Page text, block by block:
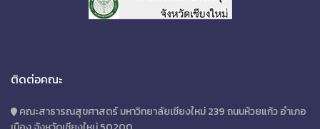
ติดต่อคณะ
คณะสาธารณสุขศาสตร์ มหาวิทยาลัยเชียงใหม่ 239 ถนนห้วยแก้ว อำเภอ